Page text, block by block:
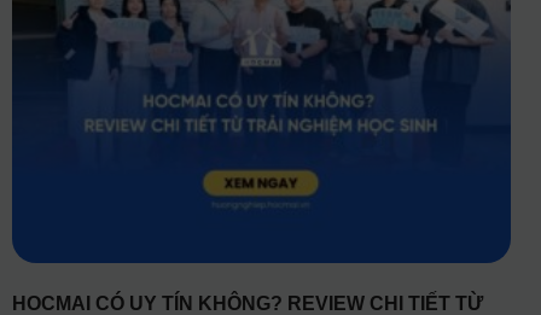
HOCMAI CÓ UY TÍN KHÔNG? REVIEW CHI TIẾT TỪ